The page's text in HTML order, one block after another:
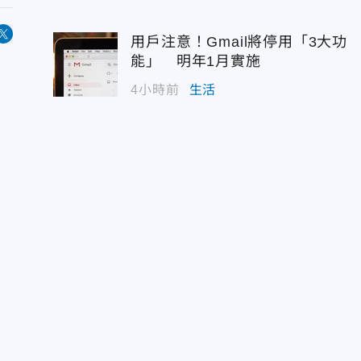
用戶注意！Gmail將停用「3大功
能」 明年1月實施
4小時前 生活